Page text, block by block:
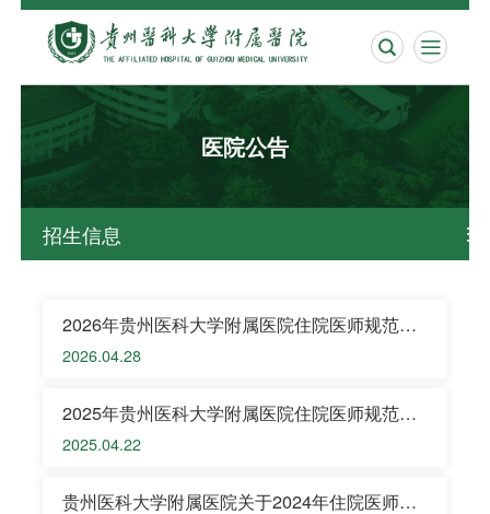
 
医院公告
招生信息 
2026年贵州医科大学附属医院住院医师规范化
培训（西医临床）招录简章
2026.04.28
2025年贵州医科大学附属医院住院医师规范化
培训（西医临床）招录简章
2025.04.22
贵州医科大学附属医院关于2024年住院医师规